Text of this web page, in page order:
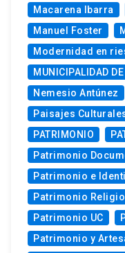
Macarena Ibarra
Manuel Foster
Modernidad en
MUNICIPALIDAD
Nemesio Antúnez
Paisajes
PATRIMONIO
Patrimonio
Patrimonio e
Patrimonio
Patrimonio UC
Patrimonio y